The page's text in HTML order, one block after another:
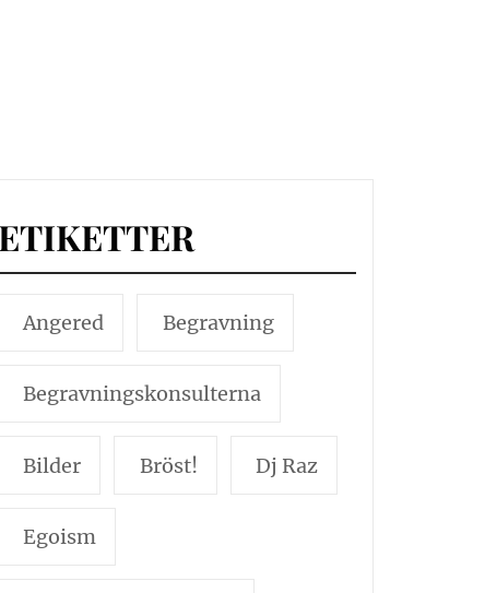
ETIKETTER
Angered Begravning
Begravningskonsulterna
Bilder Bröst! Dj Raz
Egoism